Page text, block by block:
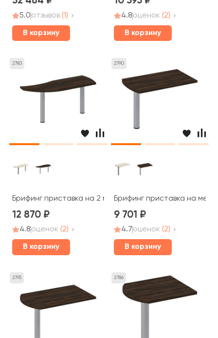
5.0отзывов (1)
В корзину
4.8оценок (2)
В корзину
2783
Брифинг приставка на 2 металлических опорах
12 870
4.8оценок (2)
В корзину
2790
Брифинг приставка на
9 701
4.7оценок (2)
В корзину
2793 2786